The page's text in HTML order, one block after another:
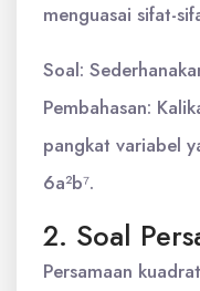
menguasai sifat-
Soal:
Pembahasan:
pangkat variabel
6a²b⁷.
2. Soal
Persamaan